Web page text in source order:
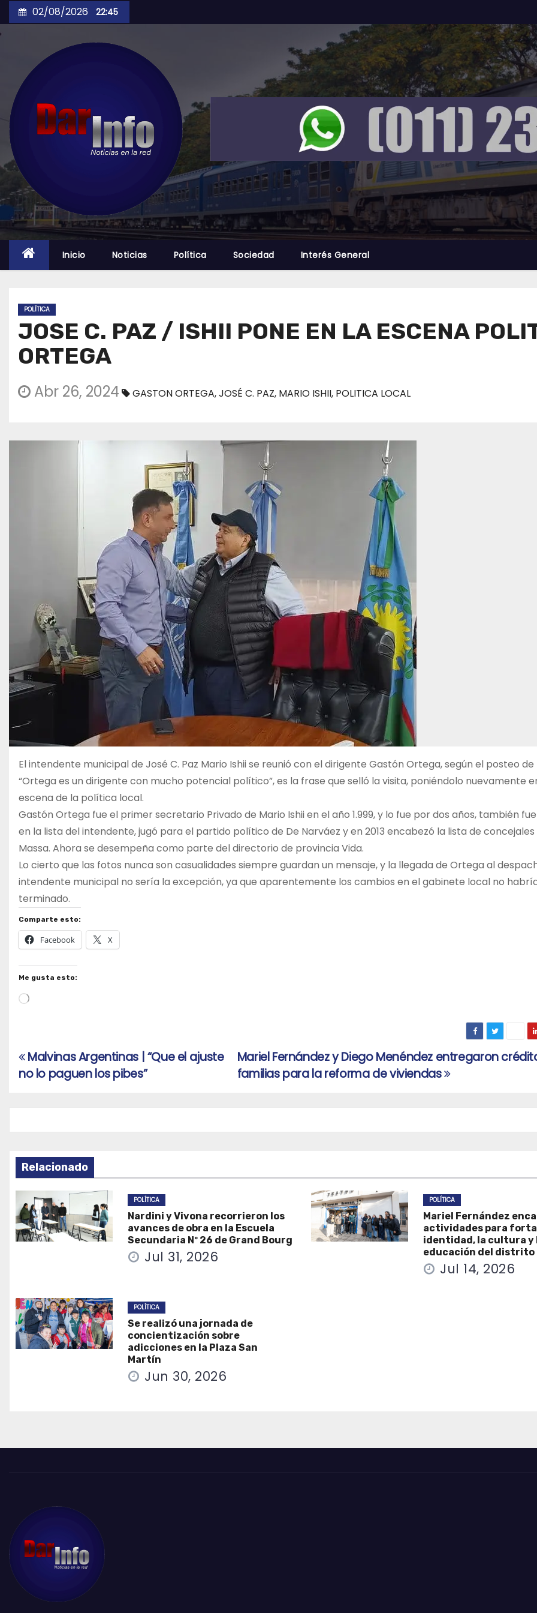
to
02/08/2026 22:45
Inicio Noticias Política Sociedad Interés General
POLÍTICA
JOSE C. PAZ / ISHII PONE EN LA ESCENA
ORTEGA
Abr 26, 2024 GASTON ORTEGA,JOSÉ C. PAZ, MARIO ISHII, POLITICA LOCAL
El intendente municipal de José C. Paz Mario Ishii se reunió con el dirigente Gastón Ortega, según el posteo de
“Ortega es un dirigente con mucho potencial político”, es la frase que selló la visita, poniéndolo nuevamente
escena de la política local.
Gastón Ortega fue el primer secretario Privado de Mario Ishii en el año 1.999, y lo fue por dos años, también
en la lista del intendente, jugó para el partido político de De Narváez y en 2013 encabezó la lista de concejales
Massa. Ahora se desempeña como parte del directorio de provincia Vida.
Lo cierto que las fotos nunca son casualidades siempre guardan un mensaje, y la llegada de Ortega al
intendente municipal no sería la excepción, ya que aparentemente los cambios en el gabinete local no
terminado.
Comparte esto:
Facebook X
Me gusta esto:
Cargando...
Navegación
de
Mariel Fernández y Diego Menéndez entregaron
familias para la reforma de viviendas
Malvinas Argentinas | “Que el ajuste
no lo paguen los pibes”
Relacionado
POLÍTICA
Nardini y Vivona recorrieron los
avances de obra en la Escuela
Secundaria Nº 26 de Grand Bourg
Jul 31, 2026
POLÍTICA
Mariel Fernández
actividades para
identidad, la cultura y
educación del distrito
Jul 14, 2026
POLÍTICA
Se realizó una jornada de
concientización sobre
adicciones en la Plaza San
Martín
Jun 30, 2026